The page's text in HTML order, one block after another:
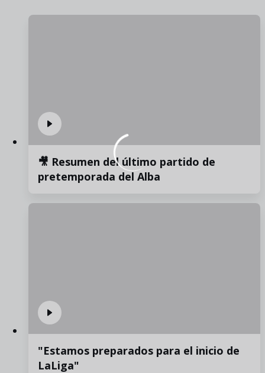
🎥 Resumen del último partido de
pretemporada del Alba
"Estamos preparados para el inicio de
LaLiga"